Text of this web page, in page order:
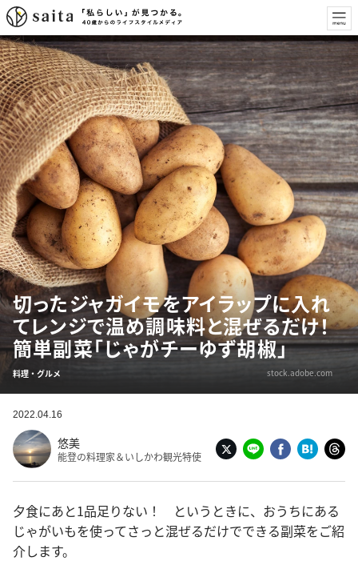
切ったジャガイモをアイラップに入れ
てレンジで温め調味料と混ぜるだけ！
簡単副菜「じゃがチーゆず胡椒」
料理・グルメ stock.adobe.com
2022.04.16
悠美
能登の料理家＆いしかわ観光特使
夕食にあと1品足りない！ というときに、おうちにある
じゃがいもを使ってさっと混ぜるだけでできる副菜をご紹
介します。